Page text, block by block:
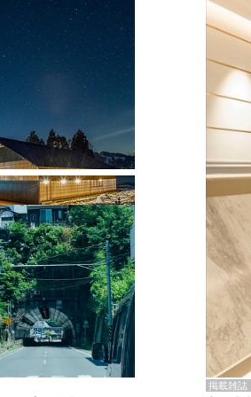
掲載雑誌
アールデコとモダニズ
ク」』のレポート記事が